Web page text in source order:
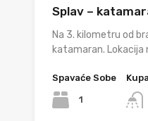
Splav –
Na 3. kilometru od
katamaran. Lokacija
Spavaće Sobe
1